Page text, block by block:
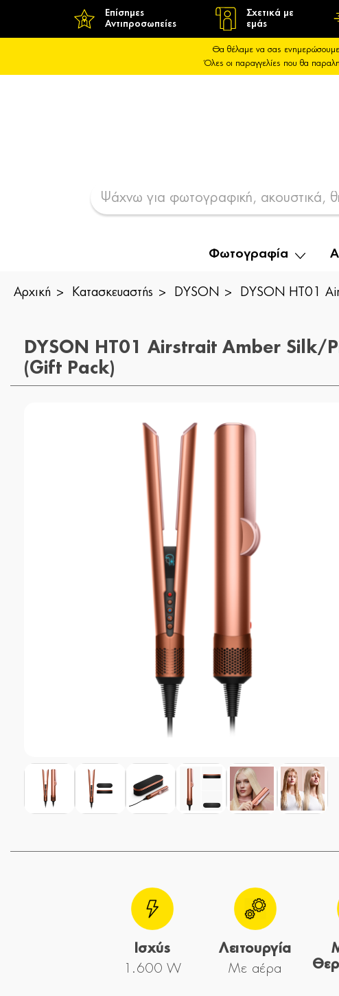
Επίσημες
Αντιπροσωπείες
Σχετικά με
εμάς
Θα θέλαμε να σας
Όλες οι παραγγελίες που θα
Φωτογραφία
Αρχική Κατασκευαστής DYSON DYSON HT01
DYSON HT01 Airstrait Amber Silk/
(Gift Pack)
Ισχύς
1.600 W
Λειτουργία
Με αέρα